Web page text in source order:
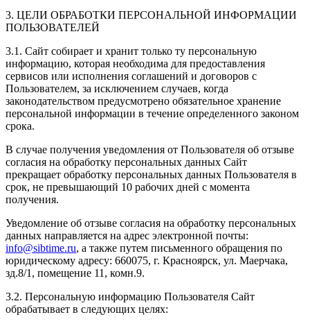
3. ЦЕЛИ ОБРАБОТКИ ПЕРСОНАЛЬНОЙ ИНФОРМАЦИИ
ПОЛЬЗОВАТЕЛЕЙ
3.1. Сайт собирает и хранит только ту персональную
информацию, которая необходима для предоставления
сервисов или исполнения соглашений и договоров с
Пользователем, за исключением случаев, когда
законодательством предусмотрено обязательное хранение
персональной информации в течение определенного законом
срока.
В случае получения уведомления от Пользователя об отзыве
согласия на обработку персональных данных Сайт
прекращает обработку персональных данных Пользователя в
срок, не превышающий 10 рабочих дней с момента
получения.
Уведомление об отзыве согласия на обработку персональных
данных направляется на адрес электронной почты:
info@sibtime.ru, а также путем письменного обращения по
юридическому адресу: 660075, г. Красноярск, ул. Маерчака,
зд.8/1, помещение 11, комн.9.
3.2. Персональную информацию Пользователя Сайт
обрабатывает в следующих целях: